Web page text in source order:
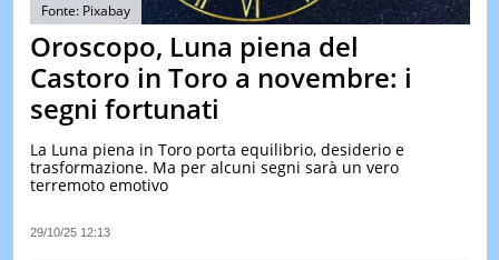
&
TEST
Fonte: Pixabay
Oroscopo, Luna piena del
Castoro in Toro a novembre: i
segni fortunati
La Luna piena in Toro porta equilibrio, desiderio e
trasformazione. Ma per alcuni segni sarà un vero
terremoto emotivo
29/10/25 12:13